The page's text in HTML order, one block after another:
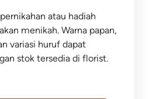
atau hadiah
menikah. Warna papan,
variasi huruf dapat
stok tersedia di florist.